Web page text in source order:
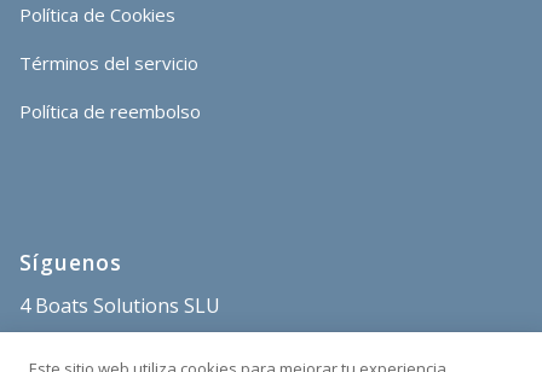
Política de Cookies
Términos del servicio
Política de reembolso
Síguenos
4 Boats Solutions SLU